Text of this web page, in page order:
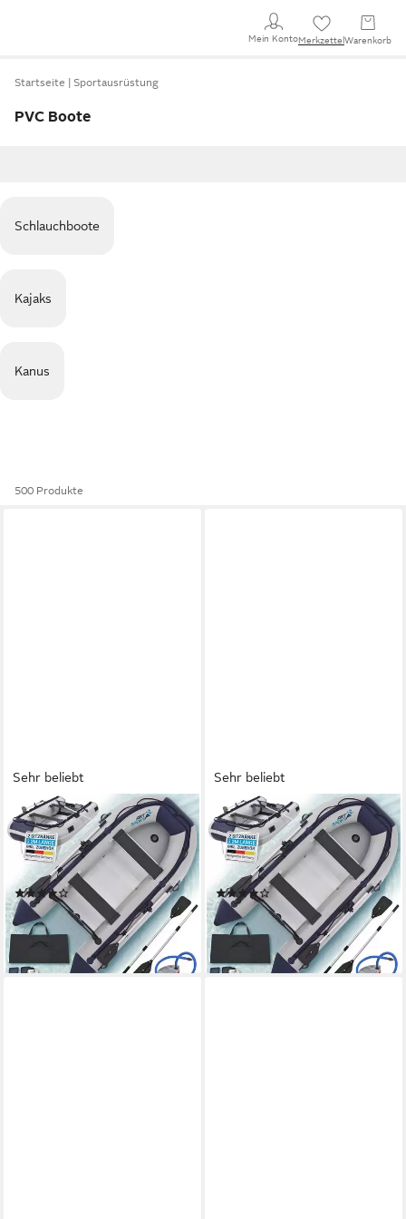
Mein KontoMerkzettel Warenkorb
Startseite Sportausrüstung
PVC Boote
Schlauchboote
Kajaks
Kanus
500 Produkte
Sehr beliebt
ARTSPORT
Schlauchboot, bis 4 Personen
- inkl. Luftpumpe, Paddel und
mehr
(28)
399,97 € 479,99 €
-17%
lieferbar - in 3-4 Werktagen bei dir
Sehr beliebt
ARTSPORT
Schlauchboot, bis 4 Personen
- inkl. Luftpumpe, Paddel und
mehr
(28)
399,97 € 479,99 €
-17%
lieferbar - in 3-4 Werktagen bei dir